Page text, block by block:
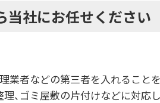
当社にお任せください
業者などの第三者を入れること
、ゴミ屋敷の片付けなどに対応